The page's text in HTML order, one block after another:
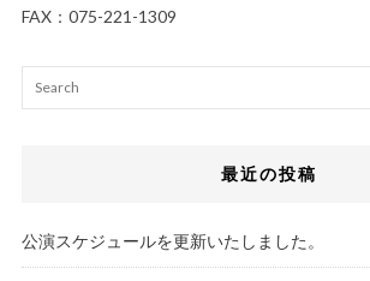
FAX：075-221-1309
最近の投稿
公演スケジュールを更新いたしました。